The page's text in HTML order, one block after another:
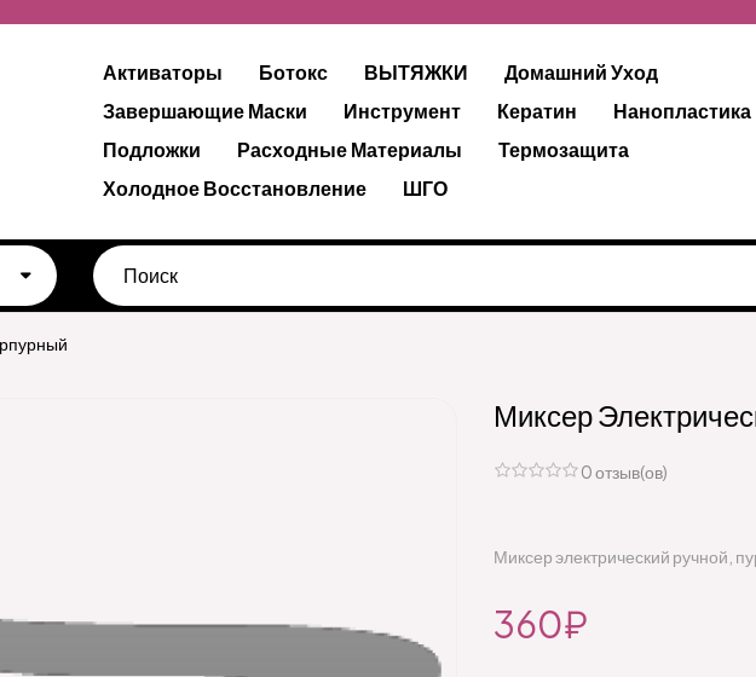
Активаторы Ботокс ВЫТЯЖКИ
Домашний Уход
Завершающие Маски
Инструмент Кератин
Нанопластика
Подложки
Расходные Материалы
Термозащита
Холодное Восстановление
ШГО
Миксер
0 отзыв(ов)
Миксер электрический ручной,
360₽